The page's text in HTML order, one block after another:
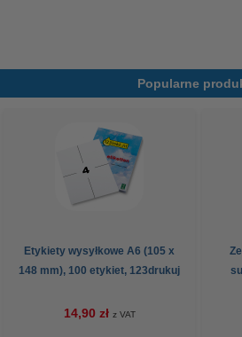
Popularne
Etykiety wysyłkowe A6 (105 x
148 mm), 100 etykiet, 123drukuj
14,90 zł z VAT